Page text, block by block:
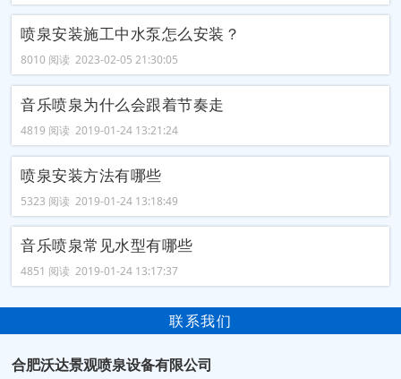
喷泉安装施工中水泵怎么安装？
8010 阅读 2023-02-05 21:30:05
音乐喷泉为什么会跟着节奏走
4819 阅读 2019-01-24 13:21:24
喷泉安装方法有哪些
5323 阅读 2019-01-24 13:18:49
音乐喷泉常见水型有哪些
4851 阅读 2019-01-24 13:17:37
联系我们
合肥沃达景观喷泉设备有限公司